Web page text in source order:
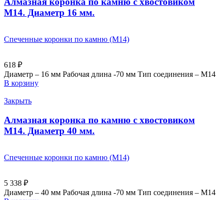
M14. Диаметр 16 мм.
Спеченные коронки по камню (M14)
618 ₽
Диаметр – 16 мм Рабочая длина -70 мм Тип соединения – M14
В корзину
Закрыть
Алмазная коронка по камню с хвостовиком
M14. Диаметр 40 мм.
Спеченные коронки по камню (M14)
5 338 ₽
Диаметр – 40 мм Рабочая длина -70 мм Тип соединения – M14